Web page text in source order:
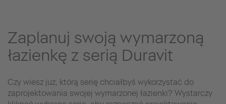
Zaplanuj swoją wymarzoną
łazienkę z serią Duravit
Czy wiesz już, którą serię chciałbyś wykorzystać do
zaprojektowania swojej wymarzonej łazienki? Wystarczy